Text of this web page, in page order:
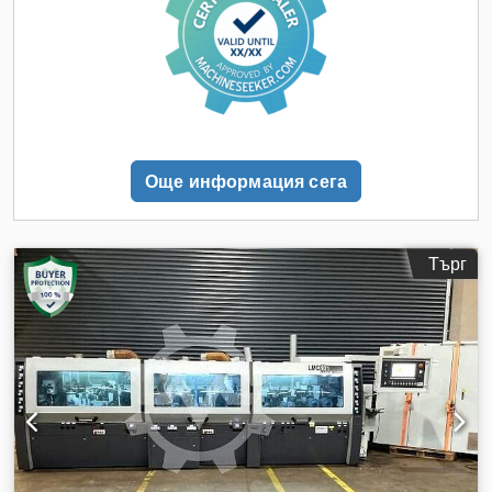
Размери: 4500 x 1500 x 1700 мм (Д x Ш x В), тегло 2500 кг. -
Година на производство: 2000 - Документация: не е
налична - CE сертификат: не е наличен - Сериен номер:
89525 - Транспортни размери: 4500 mm x 1500 mm x 1700
mm (д x ш x в) Финансова информация ДДС: Обявената
се приспада за фирми Доставка и изкупуване възможни по
всяко време за всичко от индустриалния сектор Йорик
Още информация сега
Търг